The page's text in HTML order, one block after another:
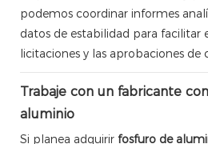
podemos coordinar informes
datos de estabilidad para facilitar
licitaciones y las aprobaciones de
Trabaje con un fabricante
aluminio
Si planea adquirir fosfuro de